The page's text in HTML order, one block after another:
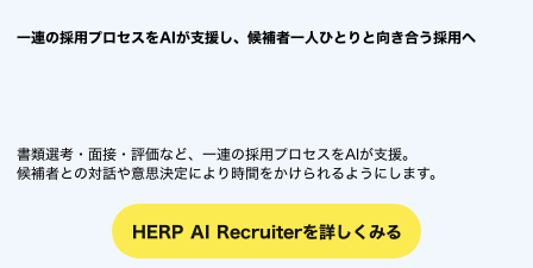
一連の採用プロセスをAIが支援し、候補者一人ひとりと向き合う採用へ
書類選考・面接・評価など、一連の採用プロセスをAIが支援。
候補者との対話や意思決定により時間をかけられるようにします。
HERP AI Recruiterを詳しくみる